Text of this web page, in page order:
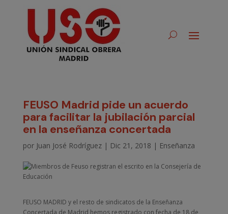
FEUSO Madrid pide un acuerdo
para facilitar la jubilación parcial
en la enseñanza concertada
por Juan José Rodríguez| Dic 21, 2018 | Enseñanza
FEUSO MADRID y el resto de sindicatos de la Enseñanza
Concertada de Madrid hemos registrado con fecha de 18 de